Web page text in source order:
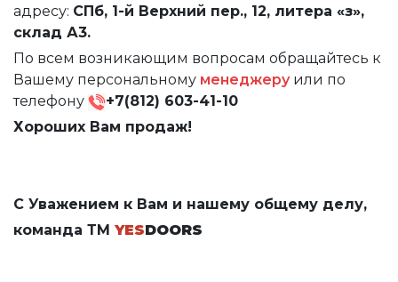
адресу: СПб, 1-й Верхний пер., 12, литера «з»,
склад А3.
По всем возникающим вопросам обращайтесь к
Вашему персональному менеджеруили по
телефону
+7(812) 603-41-10
Хороших Вам продаж!
С Уважением к Вам и нашему общему делу,
команда ТМ YESDOORS